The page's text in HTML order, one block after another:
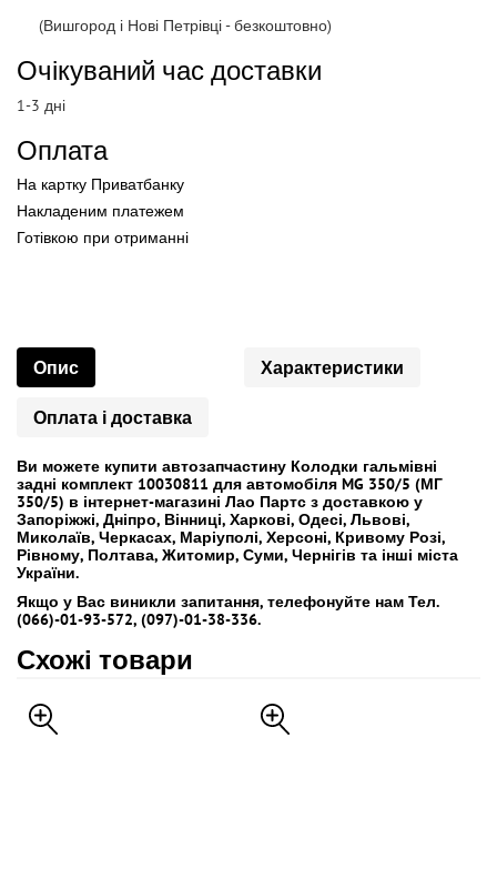
(Вишгород і Нові Петрівці - безкоштовно)
Очікуваний час доставки
1-3 дні
Оплата
На картку Приватбанку
Накладеним платежем
Готівкою при отриманні
Опис Характеристики
Оплата і доставка
Ви можете купити автозапчастину Колодки гальмівні
задні комплект 10030811 для автомобіля MG 350/5 (МГ
350/5) в інтернет-магазині Лао Партс з доставкою у
Запоріжжі, Дніпро, Вінниці, Харкові, Одесі, Львові,
Миколаїв, Черкасах, Маріуполі, Херсоні, Кривому Розі,
Рівному, Полтава, Житомир, Суми, Чернігів та інші міста
України.
Якщо у Вас виникли запитання, телефонуйте нам Тел.
(066)-01-93-572, (097)-01-38-336.
Схожі товари